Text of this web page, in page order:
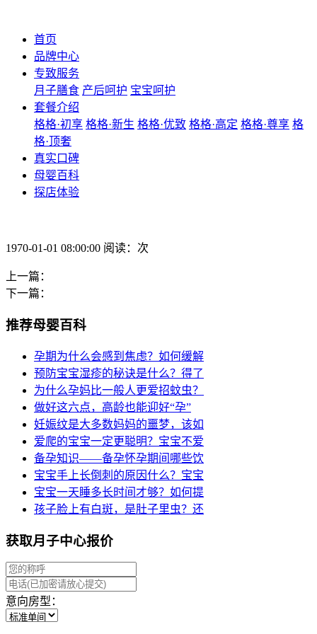
首页
品牌中心
专致服务
月子膳食 产后呵护 宝宝呵护
套餐介绍
格格·初享 格格·新生 格格·优致 格格·高定 格格·尊享 格
格·顶奢
真实口碑
母婴百科
探店体验
1970-01-01 08:00:00 阅读：次
上一篇：
下一篇：
推荐母婴百科
孕期为什么会感到焦虑？如何缓解
预防宝宝湿疹的秘诀是什么？得了
为什么孕妈比一般人更爱招蚊虫？
做好这六点，高龄也能迎好“孕”
妊娠纹是大多数妈妈的噩梦，该如
爱爬的宝宝一定更聪明？宝宝不爱
备孕知识——备孕怀孕期间哪些饮
宝宝手上长倒刺的原因什么？宝宝
宝宝一天睡多长时间才够？如何提
孩子脸上有白斑，是肚子里虫？还
获取月子中心报价
意向房型：